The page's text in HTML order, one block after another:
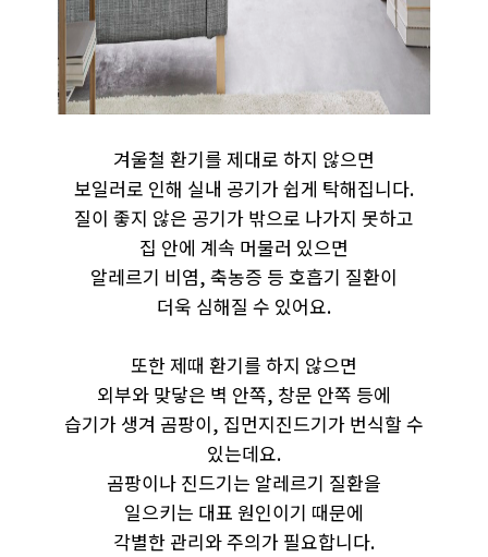
겨울철 환기를 제대로 하지 않으면
보일러로 인해 실내 공기가 쉽게 탁해집니다.
질이 좋지 않은 공기가 밖으로 나가지 못하고
집 안에 계속 머물러 있으면
알레르기 비염, 축농증 등 호흡기 질환이
더욱 심해질 수 있어요.
또한 제때 환기를 하지 않으면
외부와 맞닿은 벽 안쪽, 창문 안쪽 등에
습기가 생겨 곰팡이, 집먼지진드기가 번식할 수
있는데요.
곰팡이나 진드기는 알레르기 질환을
일으키는 대표 원인이기 때문에
각별한 관리와 주의가 필요합니다.